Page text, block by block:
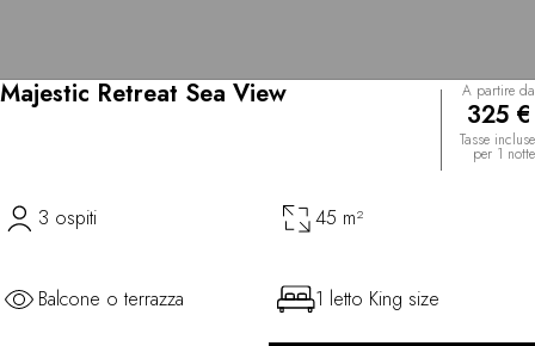
Majestic Retreat Sea View A partire da
325 €
Tasse incluse
per 1 notte
3 ospiti 45 m²
Balcone o terrazza 1 letto King size